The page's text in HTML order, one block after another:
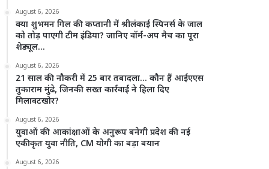
August 6, 2026
क्या शुभमन गिल की कप्तानी में श्रीलंकाई स्पिनर्स के जाल
को तोड़ पाएगी टीम इंडिया? जानिए वॉर्म-अप मैच का पूरा
शेड्यूल…
August 6, 2026
21 साल की नौकरी में 25 बार तबादला… कौन हैं आईएएस
तुकाराम मुंढे, जिनकी सख्त कार्रवाई ने हिला दिए
मिलावटखोर?
August 6, 2026
युवाओं की आकांक्षाओं के अनुरूप बनेगी प्रदेश की नई
एकीकृत युवा नीति, CM योगी का बड़ा बयान
August 6, 2026